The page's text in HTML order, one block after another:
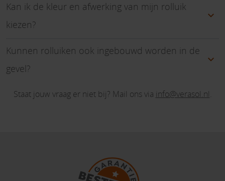
Kan ik de kleur en afwerking van mijn rolluik
kiezen?
Kunnen rolluiken ook ingebouwd worden in de
gevel?
Staat jouw vraag er niet bij? Mail ons via info@verasol.nl